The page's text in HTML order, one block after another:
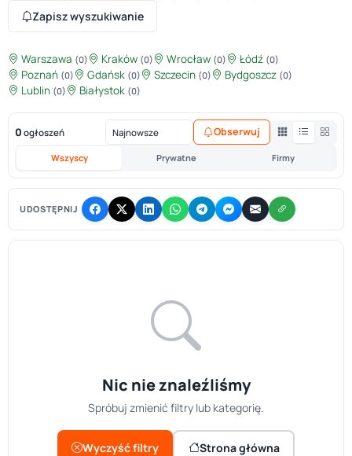
Zapisz wyszukiwanie
Warszawa (0) Kraków (0) Wrocław (0) Łódź (0)
Poznań (0) Gdańsk (0) Szczecin (0) Bydgoszcz (0)
Lublin (0) Białystok (0)
0 ogłoszeń
Wszyscy Prywatne Firmy
Obserwuj
UDOSTĘPNIJ
Nic nie znaleźliśmy
Spróbuj zmienić filtry lub kategorię.
Wyczyść filtry Strona główna